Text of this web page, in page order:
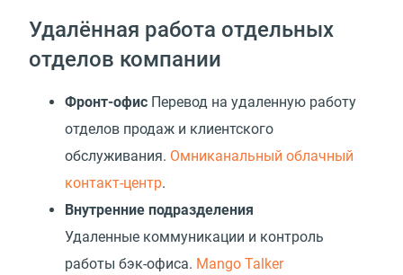
Удалённая работа отдельных
отделов компании
Фронт-офис Перевод на удаленную работу
отделов продаж и клиентского
обслуживания. Омниканальный облачный
контакт-центр.
Внутренние подразделения
Удаленные коммуникации и контроль
работы бэк-офиса. Mango Talker